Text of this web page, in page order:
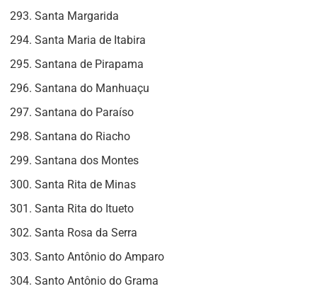
Santa Margarida
Santa Maria de Itabira
Santana de Pirapama
Santana do Manhuaçu
Santana do Paraíso
Santana do Riacho
Santana dos Montes
Santa Rita de Minas
Santa Rita do Itueto
Santa Rosa da Serra
Santo Antônio do Amparo
Santo Antônio do Grama